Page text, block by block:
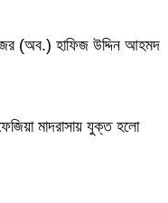
(অব.) হাফিজ উদ্দিন আহমদ
মাদরাসায় যুক্ত হলো